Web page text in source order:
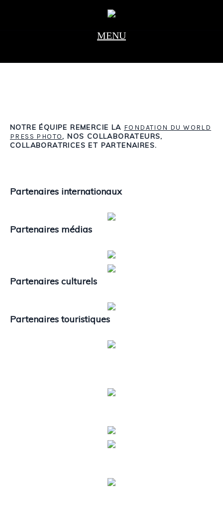
NOTRE ÉQUIPE REMERCIE LA FONDATION DU WORLD
PRESS PHOTO, NOS COLLABORATEURS,
COLLABORATRICES ET PARTENAIRES.
Partenaires internationaux
Partenaires médias
Partenaires culturels
Partenaires touristiques